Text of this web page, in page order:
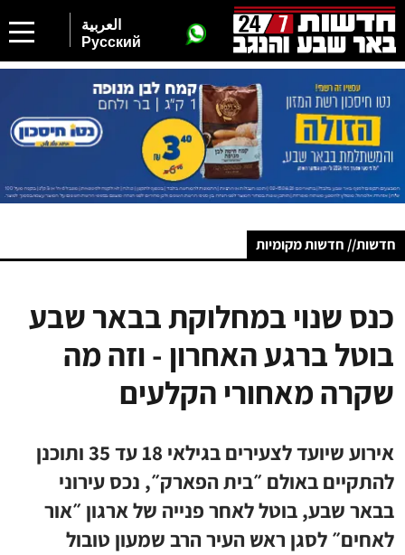
العربية
Русский
חדשות// חדשות מקומיות
כנס שנוי במחלוקת בבאר שבע
בוטל ברגע האחרון - וזה מה
שקרה מאחורי הקלעים
אירוע שיועד לצעירים בגילאי 18 עד 35 ותוכנן
להתקיים באולם ״בית הפארק״, נכס עירוני
בבאר שבע, בוטל לאחר פנייה של ארגון ״אור
לאחים״ לסגן ראש העיר הרב שמעון טובול